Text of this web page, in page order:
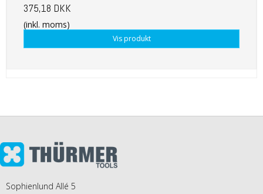
375,18 DKK
(inkl. moms)
Vis produkt
Sophienlund Allé 5